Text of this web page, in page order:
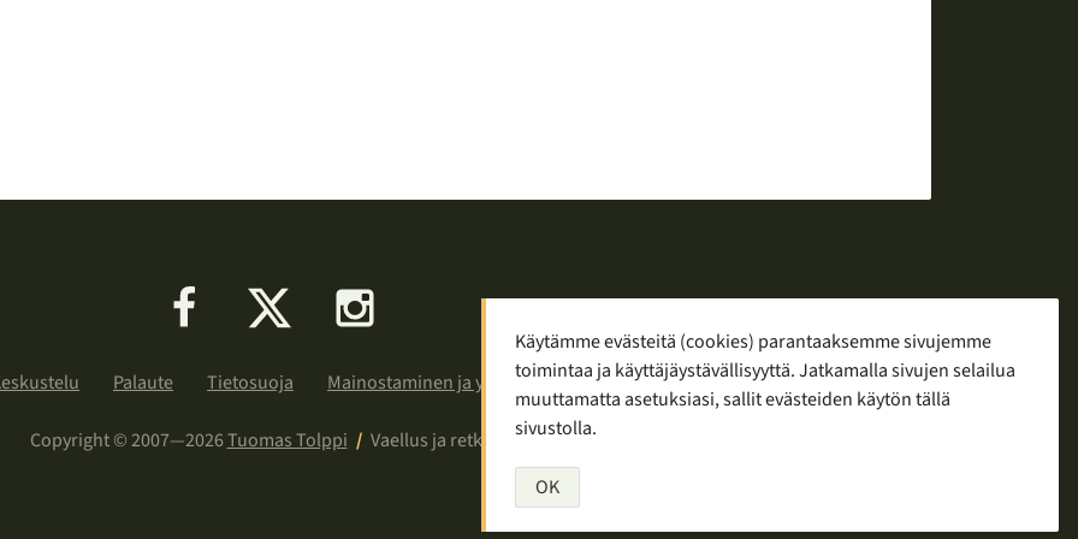
Facebook
Palaute Tietosuoja Mainostaminen ja yhteistyö
Copyright © 2007—2026Tuomas Tolppi / Vaellus ja retkeily
Käytämme evästeitä (cookies) parantaaksemme sivujemme
toimintaa ja käyttäjäystävällisyyttä. Jatkamalla sivujen selailua
muuttamatta asetuksiasi, sallit evästeiden käytön tällä
sivustolla.
OK